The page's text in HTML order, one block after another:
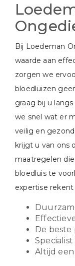
Bij Loedeman
waarde aan
zorgen we
bloedluizen
graag bij u
we snel wat er
veilig en
krijgt u van ons
maatregelen
bloedluis te
expertise
De
Altijd een